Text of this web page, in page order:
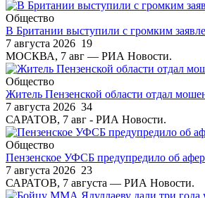
Общество
В Британии выступили с громким
7 августа 2026 19
МОСКВА, 7 авг — РИА Новости.
Общество
Житель Пензенской области отдал
7 августа 2026 34
САРАТОВ, 7 авг - РИА Новости.
Общество
Пензенское УФСБ предупредило об
7 августа 2026 23
САРАТОВ, 7 августа — РИА Новости.